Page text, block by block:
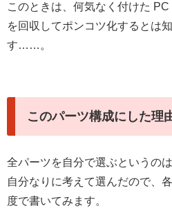
このときは、何気なく付けた
を回収してポンコツ化するとは
す……。
このパーツ構成にした理
全パーツを自分で選ぶというの
自分なりに考えて選んだので、
度で書いてみます。